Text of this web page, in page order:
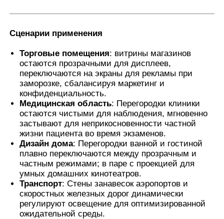
Сценарии применения
Торговые помещения: витрины магазинов
остаются прозрачными для дисплеев,
переключаются на экраны для рекламы при
заморозке, сбалансируя маркетинг и
конфиденциальность.
Медицинская область: Перегородки клиники
остаются чистыми для наблюдения, мгновенно
застывают для неприкосновенности частной
жизни пациента во время экзаменов.
Дизайн дома: Перегородки ванной и гостиной
плавно переключаются между прозрачным и
частным режимами; в паре с проекцией для
умных домашних кинотеатров.
Транспорт: Стены занавесок аэропортов и
скоростных железных дорог динамически
регулируют освещение для оптимизированной
ожидательной среды.